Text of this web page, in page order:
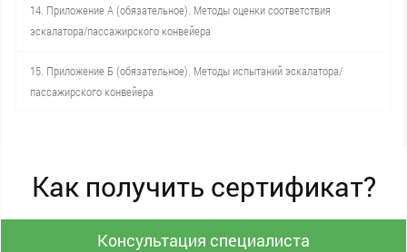
14. Приложение А (обязательное). Методы оценки соответствия
эскалатора/пассажирского конвейера
15. Приложение Б (обязательное). Методы испытаний эскалатора/
пассажирского конвейера
Как получить сертификат?
Консультация специалиста